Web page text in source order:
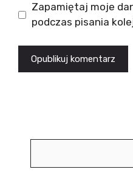
Zapamiętaj moje
podczas pisania